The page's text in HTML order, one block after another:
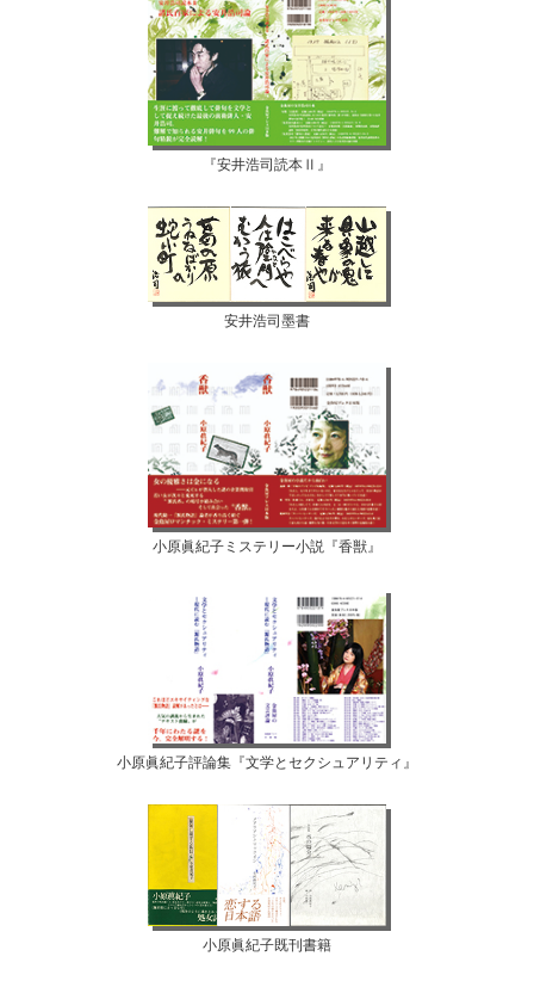
『安井浩司読本Ⅱ』
安井浩司墨書
小原眞紀子ミステリー小説『香獣』
小原眞紀子評論集『文学とセクシュアリティ』
小原眞紀子既刊書籍